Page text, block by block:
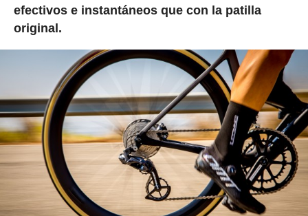
efectivos e instantáneos que con la patilla
original.